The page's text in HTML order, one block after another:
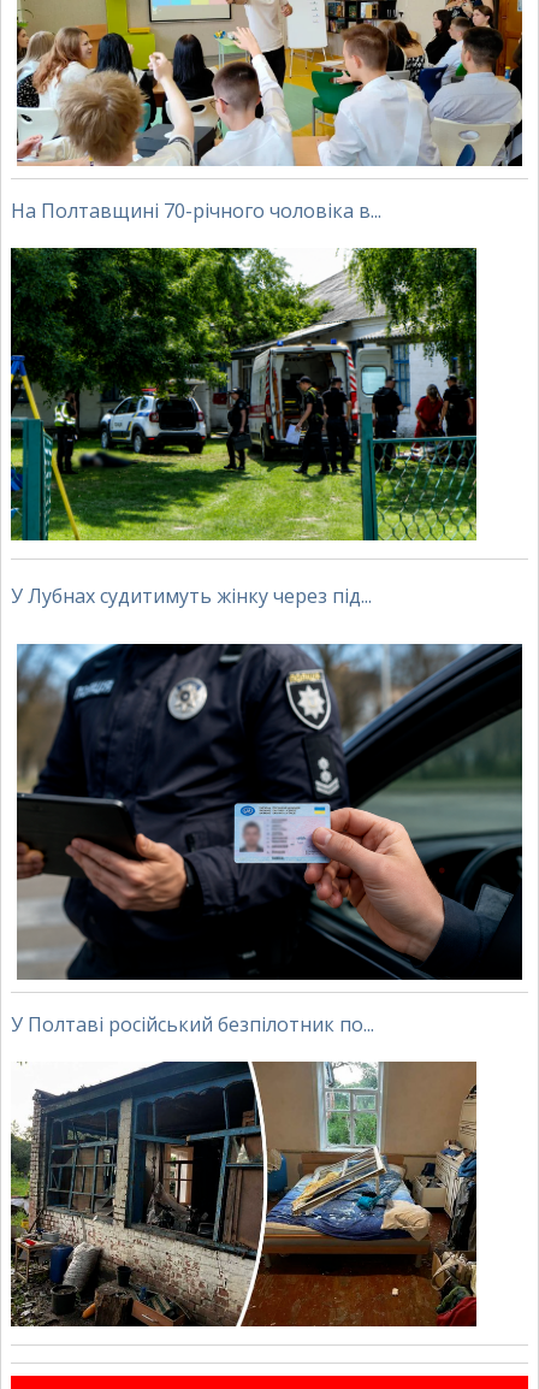
На Полтавщині 70-річного чоловіка в...
У Лубнах судитимуть жінку через під...
У Полтаві російський безпілотник по...